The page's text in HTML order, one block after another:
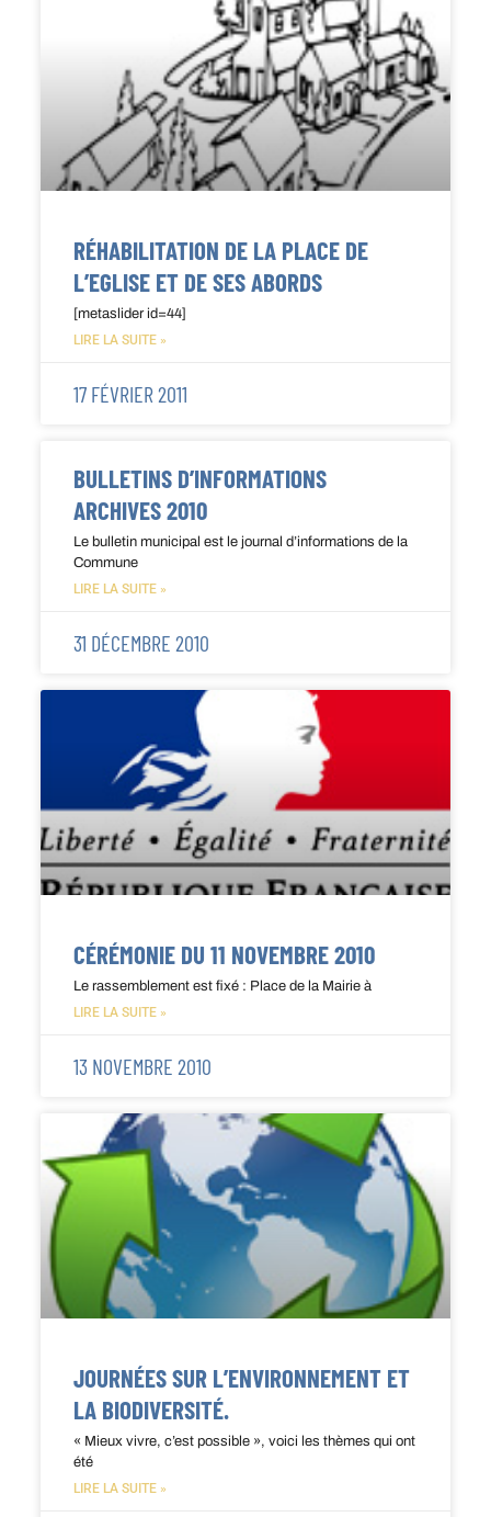
RÉHABILITATION DE LA PLACE DE
L’EGLISE ET DE SES ABORDS
[metaslider id=44]
LIRE LA SUITE »
17 FÉVRIER 2011
BULLETINS D’INFORMATIONS
ARCHIVES 2010
Le bulletin municipal est le journal d’informations de la
Commune
LIRE LA SUITE »
31 DÉCEMBRE 2010
CÉRÉMONIE DU 11 NOVEMBRE 2010
Le rassemblement est fixé : Place de la Mairie à
LIRE LA SUITE »
13 NOVEMBRE 2010
JOURNÉES SUR L’ENVIRONNEMENT ET
LA BIODIVERSITÉ.
« Mieux vivre, c’est possible », voici les thèmes qui ont
été
LIRE LA SUITE »